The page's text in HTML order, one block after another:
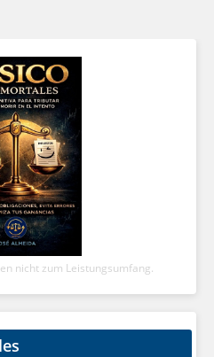
nicht zum Leistungsumfang.